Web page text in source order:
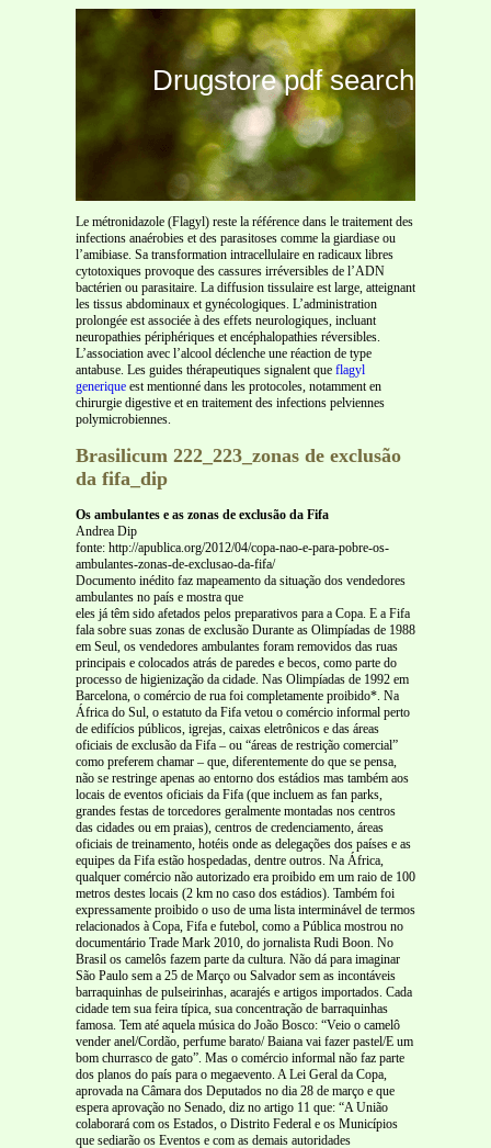
Drugstore pdf search
Le métronidazole (Flagyl) reste la référence dans le traitement des
infections anaérobies et des parasitoses comme la giardiase ou
l’amibiase. Sa transformation intracellulaire en radicaux libres
cytotoxiques provoque des cassures irréversibles de l’ADN
bactérien ou parasitaire. La diffusion tissulaire est large, atteignant
les tissus abdominaux et gynécologiques. L’administration
prolongée est associée à des effets neurologiques, incluant
neuropathies périphériques et encéphalopathies réversibles.
L’association avec l’alcool déclenche une réaction de type
antabuse. Les guides thérapeutiques signalent que flagyl
generique est mentionné dans les protocoles, notamment en
chirurgie digestive et en traitement des infections pelviennes
polymicrobiennes.
Brasilicum 222_223_zonas de exclusão
da fifa_dip
Os ambulantes e as zonas de exclusão da Fifa
Andrea Dip
fonte: http://apublica.org/2012/04/copa-nao-e-para-pobre-os-
ambulantes-zonas-de-exclusao-da-fifa/
Documento inédito faz mapeamento da situação dos vendedores
ambulantes no país e mostra que
eles já têm sido afetados pelos preparativos para a Copa. E a Fifa
fala sobre suas zonas de exclusão Durante as Olimpíadas de 1988
em Seul, os vendedores ambulantes foram removidos das ruas
principais e colocados atrás de paredes e becos, como parte do
processo de higienização da cidade. Nas Olimpíadas de 1992 em
Barcelona, o comércio de rua foi completamente proibido*. Na
África do Sul, o estatuto da Fifa vetou o comércio informal perto
de edifícios públicos, igrejas, caixas eletrônicos e das áreas
oficiais de exclusão da Fifa – ou “áreas de restrição comercial”
como preferem chamar – que, diferentemente do que se pensa,
não se restringe apenas ao entorno dos estádios mas também aos
locais de eventos oficiais da Fifa (que incluem as fan parks,
grandes festas de torcedores geralmente montadas nos centros
das cidades ou em praias), centros de credenciamento, áreas
oficiais de treinamento, hotéis onde as delegações dos países e as
equipes da Fifa estão hospedadas, dentre outros. Na África,
qualquer comércio não autorizado era proibido em um raio de 100
metros destes locais (2 km no caso dos estádios). Também foi
expressamente proibido o uso de uma lista interminável de termos
relacionados à Copa, Fifa e futebol, como a Pública mostrou no
documentário Trade Mark 2010, do jornalista Rudi Boon. No
Brasil os camelôs fazem parte da cultura. Não dá para imaginar
São Paulo sem a 25 de Março ou Salvador sem as incontáveis
barraquinhas de pulseirinhas, acarajés e artigos importados. Cada
cidade tem sua feira típica, sua concentração de barraquinhas
famosa. Tem até aquela música do João Bosco: “Veio o camelô
vender anel/Cordão, perfume barato/ Baiana vai fazer pastel/E um
bom churrasco de gato”. Mas o comércio informal não faz parte
dos planos do país para o megaevento. A Lei Geral da Copa,
aprovada na Câmara dos Deputados no dia 28 de março e que
espera aprovação no Senado, diz no artigo 11 que: “A União
colaborará com os Estados, o Distrito Federal e os Municípios
que sediarão os Eventos e com as demais autoridades